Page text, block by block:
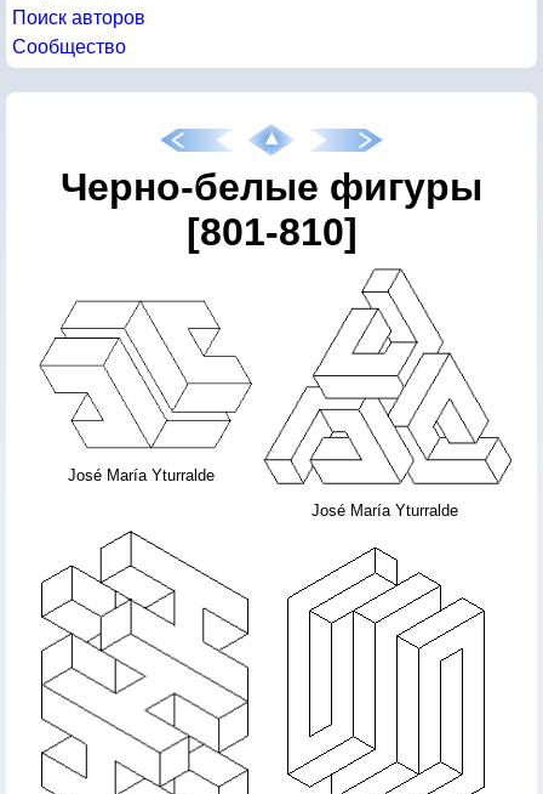
Поиск авторов
Сообщество
Черно-белые фигуры
[801-810]
José María Yturralde
José María Yturralde